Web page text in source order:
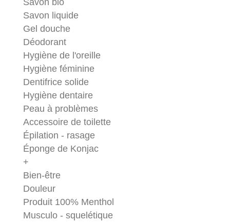
Savon bio
Savon liquide
Gel douche
Déodorant
Hygiène de l'oreille
Hygiène féminine
Dentifrice solide
Hygiène dentaire
Peau à problèmes
Accessoire de toilette
Épilation - rasage
Éponge de Konjac
+
Bien-être
Douleur
Produit 100% Menthol
Musculo - squelétique